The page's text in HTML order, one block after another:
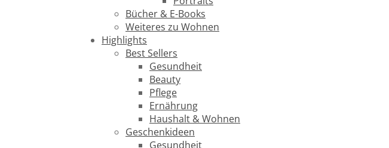
Bücher & E-Books
Weiteres zu Wohnen
Highlights
Best Sellers
Gesundheit
Beauty
Pflege
Ernährung
Haushalt & Wohnen
Geschenkideen
Gesundheit